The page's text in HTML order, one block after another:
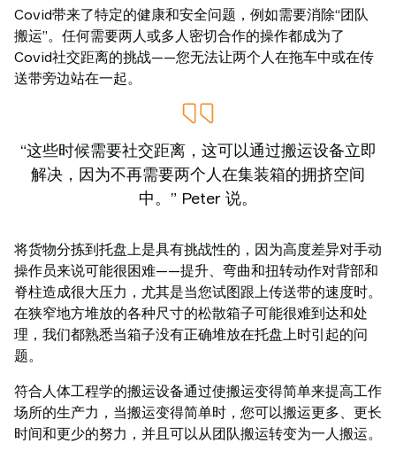
Covid带来了特定的健康和安全问题，例如需要消除“团队
搬运”。任何需要两人或多人密切合作的操作都成为了
Covid社交距离的挑战——您无法让两个人在拖车中或在传
送带旁边站在一起。
“这些时候需要社交距离，这可以通过搬运设备立即
解决，因为不再需要两个人在集装箱的拥挤空间
中。” Peter 说。
将货物分拣到托盘上是具有挑战性的，因为高度差异对手动
操作员来说可能很困难——提升、弯曲和扭转动作对背部和
脊柱造成很大压力，尤其是当您试图跟上传送带的速度时。
在狭窄地方堆放的各种尺寸的松散箱子可能很难到达和处
理，我们都熟悉当箱子没有正确堆放在托盘上时引起的问
题。
符合人体工程学的搬运设备通过使搬运变得简单来提高工作
场所的生产力，当搬运变得简单时，您可以搬运更多、更长
时间和更少的努力，并且可以从团队搬运转变为一人搬运。